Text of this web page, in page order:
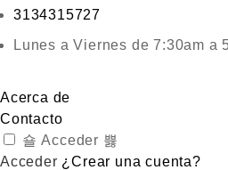
3134315727
Lunes a Viernes de 7:30am a
Acerca de
Contacto
Acceder
Acceder ¿Crear una cuenta?